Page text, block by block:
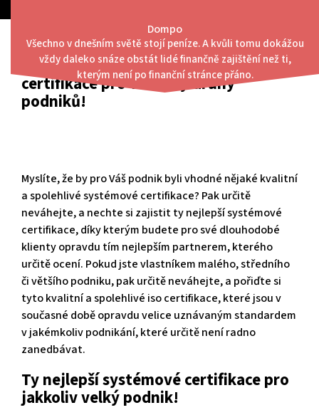
content
Dompo
Všechno v dnešním světě stojí peníze. A kvůli tomu dokážou
vždy daleko snáze obstát lidé finančně zajištění než ti,
kterým není po finanční stránce přáno.
Menu
Spolehlivé a kvalitní systémové
certifikace pro všechny druhy
podniků!
Myslíte, že by pro Váš podnik byli vhodné nějaké kvalitní
a spolehlivé systémové certifikace? Pak určitě
neváhejte, a nechte si zajistit ty nejlepší systémové
certifikace, díky kterým budete pro své dlouhodobé
klienty opravdu tím nejlepším partnerem, kterého
určitě ocení. Pokud jste vlastníkem malého, středního
či většího podniku, pak určitě neváhejte, a pořiďte si
tyto kvalitní a spolehlivé iso certifikace, které jsou v
současné době opravdu velice uznávaným standardem
v jakémkoliv podnikání, které určitě není radno
zanedbávat.
Ty nejlepší systémové certifikace pro
jakkoliv velký podnik!